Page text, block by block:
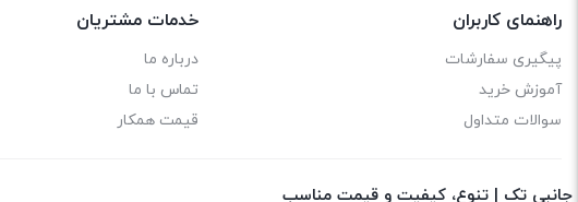
راهنمای کاربران
پیگیری سفارشات
آموزش خرید
سوالات متداول
خدمات مشتریان
درباره ما
تماس با ما
قیمت همکار
جانبی تک | تنوع، کیفیت و قیمت مناسب